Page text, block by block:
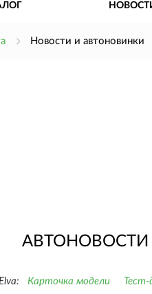
Новости и автоновинки
АВТОНОВОСТИ
Карточка модели Тест-